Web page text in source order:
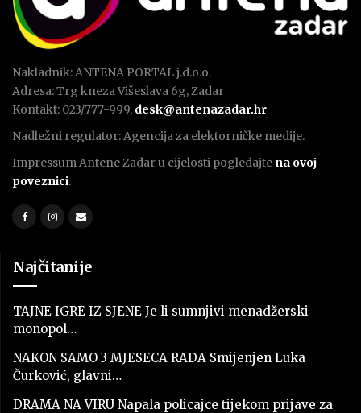
Nakladnik: ANTENA PORTAL j.d.o.o.
Adresa: Trg kneza Višeslava 6g, Zadar
Kontakt: 023/777-999, desk@antenazadar.hr
Nadležni regulator: Agencija za elektorničke medije.
Impressum Antene Zadar u cijelosti pogledajte na ovoj
poveznici.
Najčitanije
TAJNE IGRE IZ SJENE Je li sumnjivi menadžerski
monopol…
NAKON SAMO 3 MJESECA RADA Smijenjen Luka
Čurković, glavni…
DRAMA NA VIRU Napala policajce tijekom prijave za